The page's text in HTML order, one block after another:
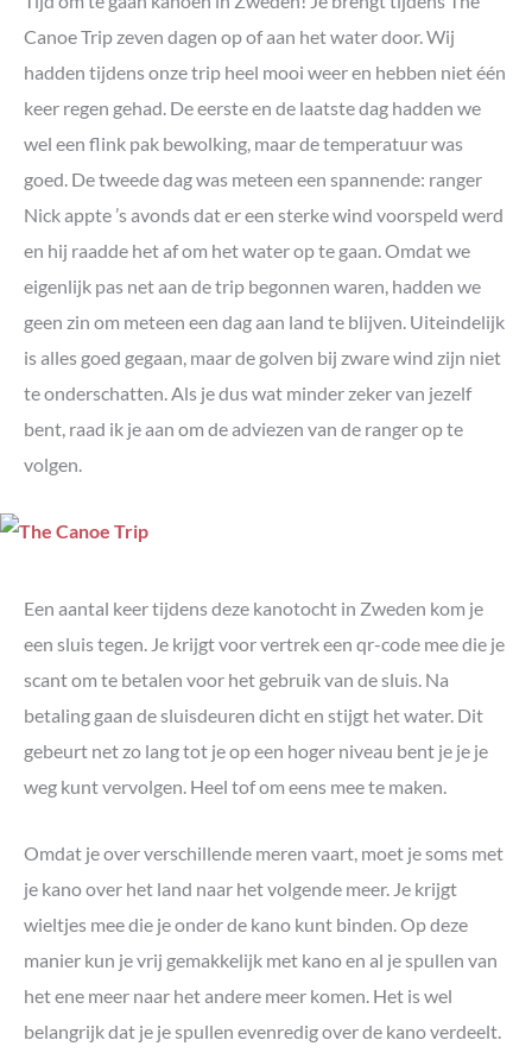
Canoe Trip zeven dagen op of aan het water door. Wij
hadden tijdens onze trip heel mooi weer en hebben niet één
keer regen gehad. De eerste en de laatste dag hadden we
wel een flink pak bewolking, maar de temperatuur was
goed. De tweede dag was meteen een spannende: ranger
Nick appte ’s avonds dat er een sterke wind voorspeld werd
en hij raadde het af om het water op te gaan. Omdat we
eigenlijk pas net aan de trip begonnen waren, hadden we
geen zin om meteen een dag aan land te blijven. Uiteindelijk
is alles goed gegaan, maar de golven bij zware wind zijn niet
te onderschatten. Als je dus wat minder zeker van jezelf
bent, raad ik je aan om de adviezen van de ranger op te
volgen.
Een aantal keer tijdens deze kanotocht in Zweden kom je
een sluis tegen. Je krijgt voor vertrek een qr-code mee die je
scant om te betalen voor het gebruik van de sluis. Na
betaling gaan de sluisdeuren dicht en stijgt het water. Dit
gebeurt net zo lang tot je op een hoger niveau bent je je je
weg kunt vervolgen. Heel tof om eens mee te maken.
Omdat je over verschillende meren vaart, moet je soms met
je kano over het land naar het volgende meer. Je krijgt
wieltjes mee die je onder de kano kunt binden. Op deze
manier kun je vrij gemakkelijk met kano en al je spullen van
het ene meer naar het andere meer komen. Het is wel
belangrijk dat je je spullen evenredig over de kano verdeelt.